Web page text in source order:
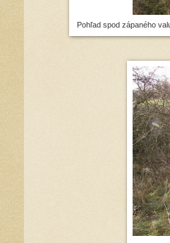
Pohľad spod zápaného